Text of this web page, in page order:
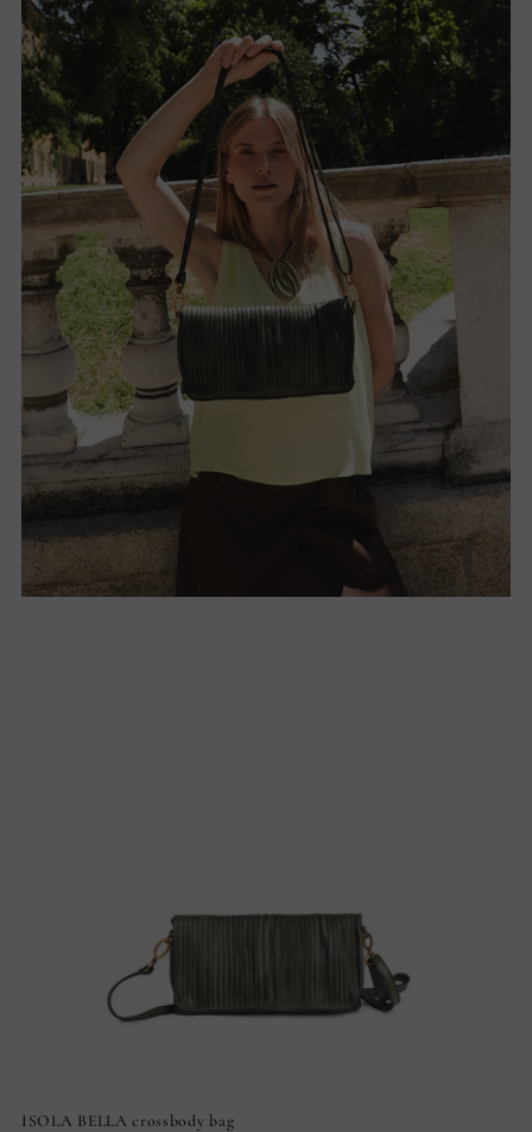
ISOLA BELLA crossbody bag